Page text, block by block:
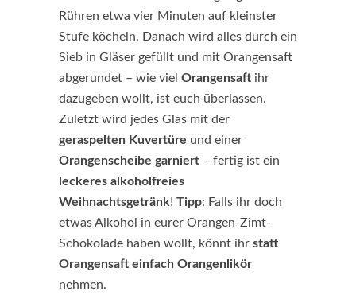
Rühren etwa vier Minuten auf kleinster
Stufe köcheln. Danach wird alles durch ein
Sieb in Gläser gefüllt und mit Orangensaft
abgerundet – wie viel Orangensaft ihr
dazugeben wollt, ist euch überlassen.
Zuletzt wird jedes Glas mit der
geraspelten Kuvertüre und einer
Orangenscheibe garniert – fertig ist ein
leckeres alkoholfreies
Weihnachtsgetränk! Tipp: Falls ihr doch
etwas Alkohol in eurer Orangen-Zimt-
Schokolade haben wollt, könnt ihr statt
Orangensaft einfach Orangenlikör
nehmen.